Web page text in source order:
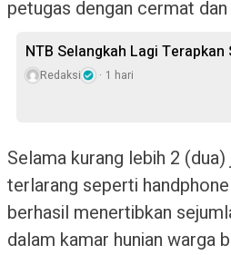
petugas dengan cermat
NTB Selangkah Lagi
Redaksi 1 hari
Selama kurang lebih 2
terlarang seperti
berhasil menertibkan
dalam kamar hunian warga